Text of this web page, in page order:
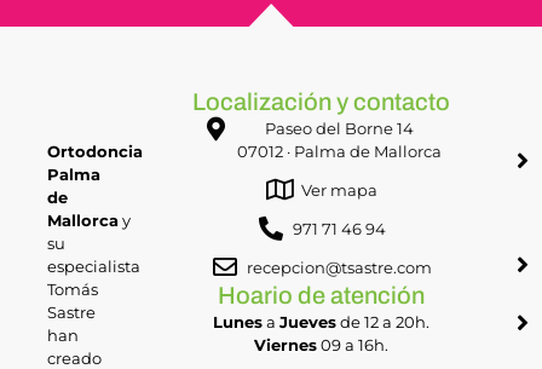
Localización y contacto
Paseo del Borne 14
07012 · Palma de Mallorca
Ver mapa
971 71 46 94
recepcion@tsastre.com
Hoario de atención
Lunesa Juevesde 12 a 20h.
Viernes09 a 16h.
Ortodoncia
Palma
de
Mallorcay
su
especialista
Tomás
Sastre
han
creado